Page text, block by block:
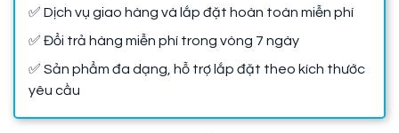
✅ Dịch vụ giao hàng và lắp đặt hoàn toàn miễn phí
✅ Đổi trả hàng miễn phí trong vòng 7 ngày
✅ Sản phẩm đa dạng, hỗ trợ lắp đặt theo kích thước
yêu cầu